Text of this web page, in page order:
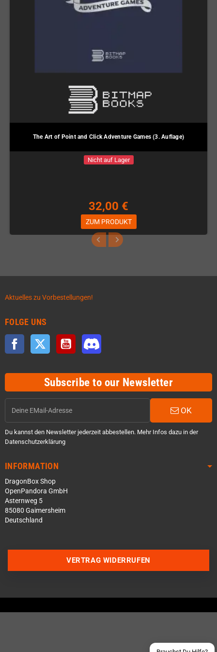
The Art of Point and Click Adventure Games (3. Auflage)
Nicht auf Lager
32,00 €
ZUM PRODUKT
Aktuelles zu Vorbestellungen!
FOLGE UNS
Facebook Twitter YouTube
Subscribe to our Newsletter
OK
Du kannst den Newsletter jederzeit abbestellen. Mehr Infos dazu in der
Datenschutzerklärung
INFORMATION
DragonBox Shop
OpenPandora GmbH
Asternweg 5
85080 Gaimersheim
Deutschland
Über WhatsApp schreiben
Schick uns eine eMail
VERTRAG WIDERRUFEN